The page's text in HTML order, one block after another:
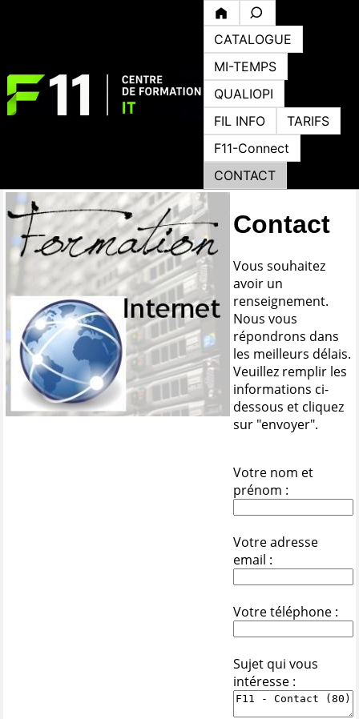
CATALOGUE
MI-TEMPS
QUALIOPI
FIL INFO
TARIFS
F11-Connect
CONTACT
Contact
Vous souhaitez
avoir un
renseignement.
Nous vous
répondrons dans
les meilleurs délais.
Veuillez remplir les
informations ci-
dessous et cliquez
sur "envoyer".
Votre nom et
prénom :
Votre adresse
email :
Votre téléphone :
Sujet qui vous
intéresse :